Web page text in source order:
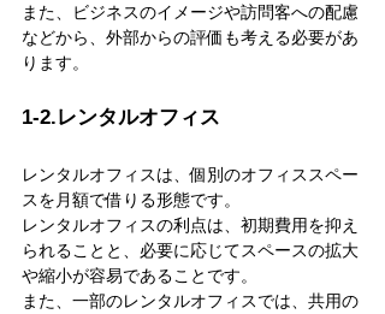
また、ビジネスのイメージや訪問客への配慮
などから、外部からの評価も考える必要があ
ります。
1-2.レンタルオフィス
レンタルオフィスは、個別のオフィススペー
スを月額で借りる形態です。
レンタルオフィスの利点は、初期費用を抑え
られることと、必要に応じてスペースの拡大
や縮小が容易であることです。
また、一部のレンタルオフィスでは、共用の